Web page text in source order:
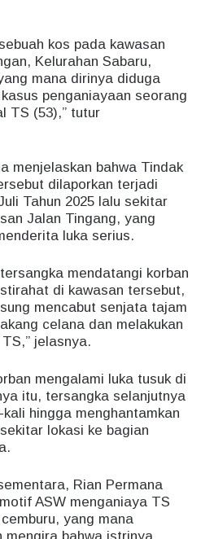
kos pada kawasan
Kelurahan Sabaru,
mana dirinya diduga
penganiayaan seorang
TS (53),” tutur
menjelaskan bahwa Tindak
dilaporkan terjadi
Tahun 2025 lalu sekitar
Jalan Tingang, yang
luka serius.
mendatangi korban
di kawasan tersebut,
mencabut senjata tajam
celana dan melakukan
jelasnya.
mengalami luka tusuk di
itu, tersangka selanjutnya
hingga menghantamkan
lokasi ke bagian
Rian Permana
ASW menganiaya TS
yang mana